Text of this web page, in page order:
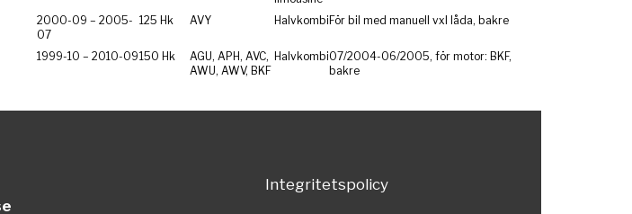
2000-09 – 2005-
07
125 Hk AVY HalvkombiFör bil med manuell vxl låda, bakre
1999-10 – 2010-09150 Hk
AGU, APH, AVC,
AWU, AWV, BKF
Halvkombi07/2004-06/2005, för motor: BKF,
bakre
Integritetspolicy